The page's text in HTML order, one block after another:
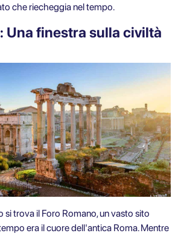
che riecheggia nel tempo.
Una finestra sulla civiltà
si trova il Foro Romano, un vasto sito
era il cuore dell'antica Roma. Mentre